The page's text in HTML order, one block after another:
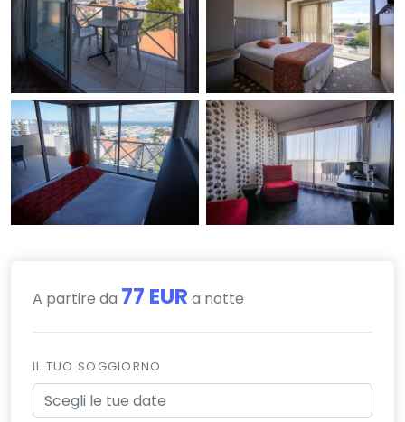
A partire da 77 EUR a notte
IL TUO SOGGIORNO